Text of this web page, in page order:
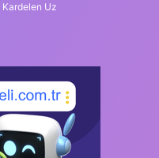
Kardelen Uz